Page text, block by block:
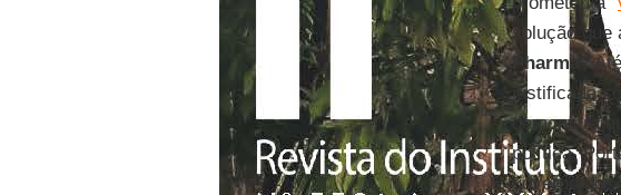
solução que
Pharma ?
justificada
demonstra
política.
governo dos